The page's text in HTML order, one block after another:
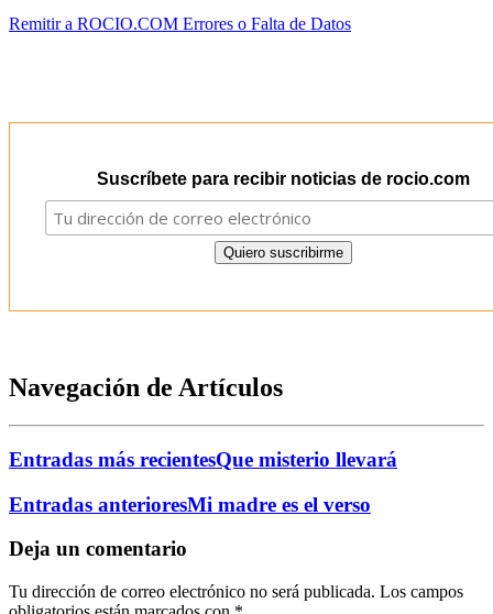
Remitir a ROCIO.COM Errores o Falta de Datos
Suscríbete para recibir noticias de rocio.com
Navegación de Artículos
Entradas más recientesQue misterio llevará
Entradas anterioresMi madre es el verso
Deja un comentario
Tu dirección de correo electrónico no será publicada. Los campos